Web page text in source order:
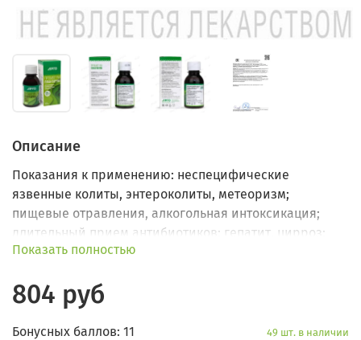
Описание
Показания к применению: неспецифические
язвенные колиты, энтероколиты, метеоризм;
пищевые отравления, алкогольная интоксикация;
длительный прием антибиотиков; гепатит, цирроз;
атеросклероз; дисбактериоз; снижение иммунитета.
Показать полностью
804 руб
Бонусных баллов: 11 49 шт. в наличии